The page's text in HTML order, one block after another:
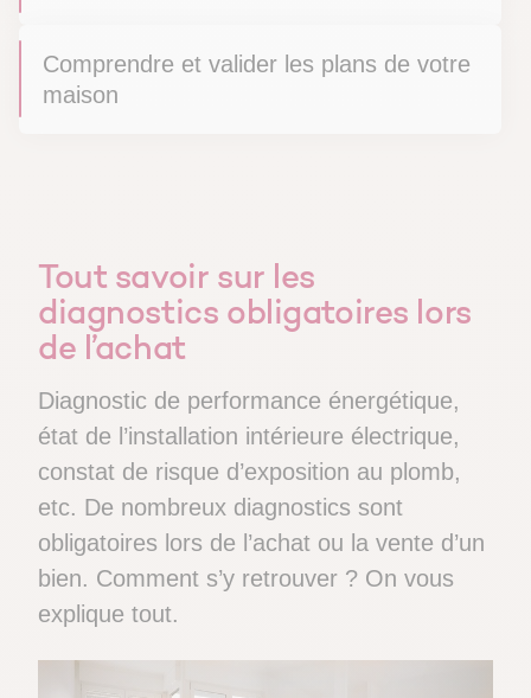
Comprendre et valider les plans de votre
maison
Tout savoir sur les
diagnostics obligatoires lors
de l’achat
Diagnostic de performance énergétique,
état de l’installation intérieure électrique,
constat de risque d’exposition au plomb,
etc. De nombreux diagnostics sont
obligatoires lors de l’achat ou la vente d’un
bien. Comment s’y retrouver ? On vous
explique tout.